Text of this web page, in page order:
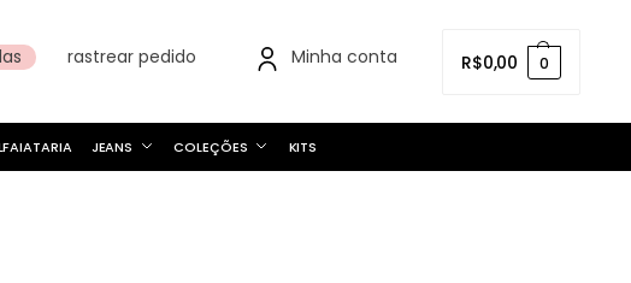
rastrear pedido Minha conta R$0,00 0
JEANS COLEÇÕES KITS